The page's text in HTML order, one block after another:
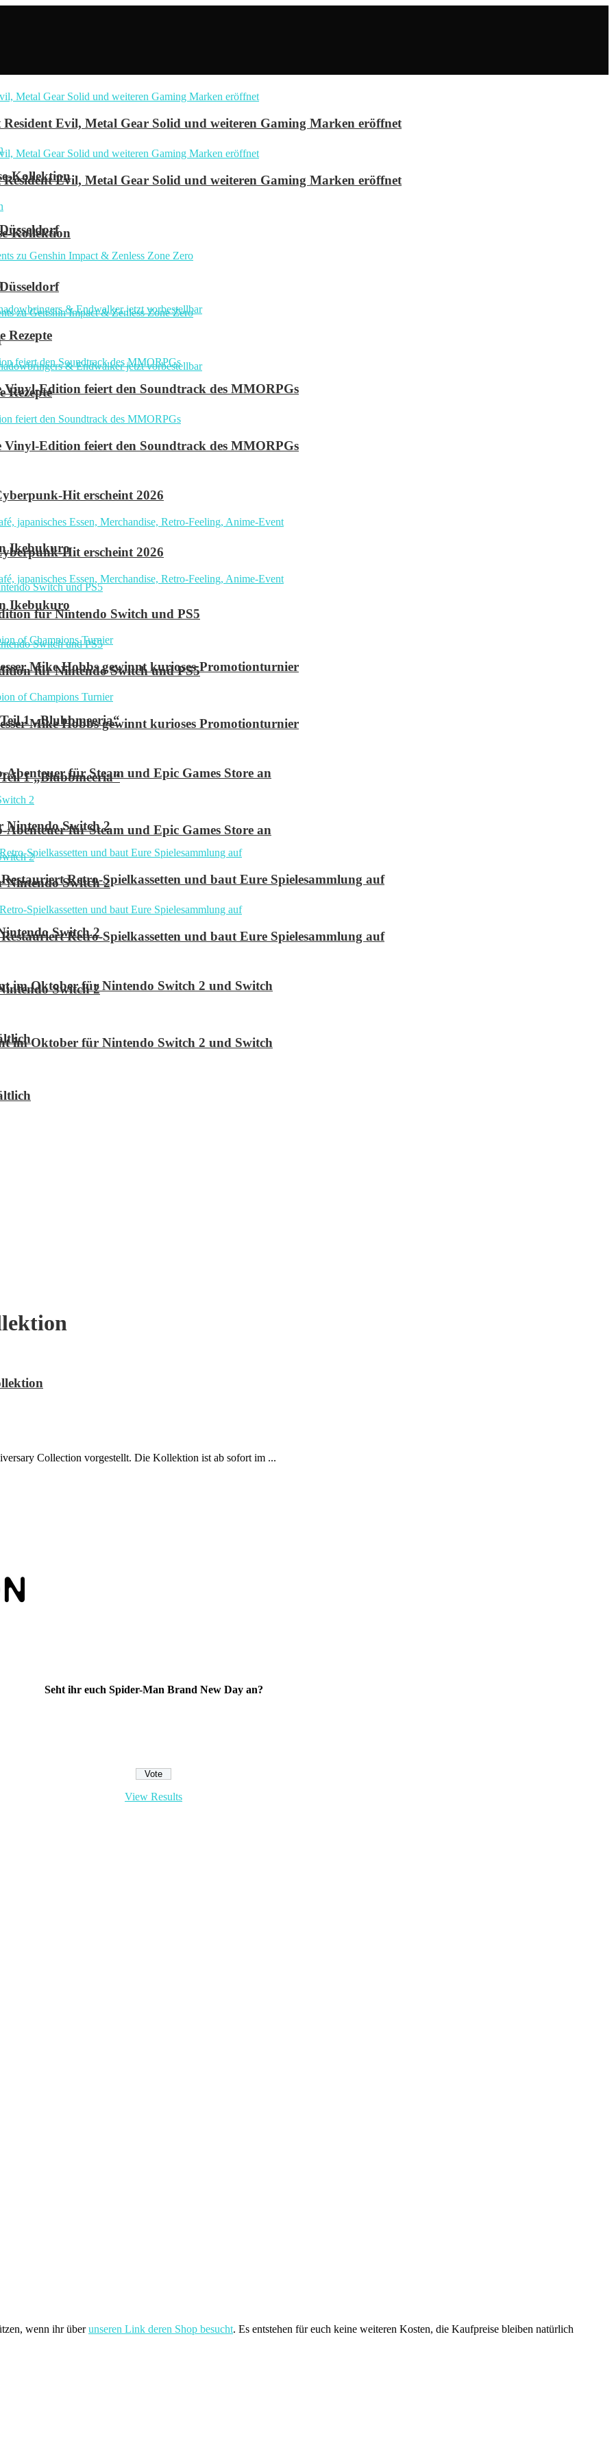
Evil, Metal Gear Solid und weiteren Gaming Marken eröffnet
Kollektion
Rezepte
Edition feiert den Soundtrack des MMORPGs
Hit erscheint 2026
Ikebukuro
für Nintendo Switch und PS5
Mike Hobbs gewinnt kurioses Promotionturnier
1 „Blubbmeeria“
für Steam und Epic Games Store an
Nintendo Switch 2
Retro-Spielkassetten und baut Eure Spielesammlung auf
Switch 2
im Oktober für Nintendo Switch 2 und Switch
Evil, Metal Gear Solid und weiteren Gaming Marken eröffnet
Kollektion
Rezepte
Edition feiert den Soundtrack des MMORPGs
Hit erscheint 2026
Ikebukuro
für Nintendo Switch und PS5
Mike Hobbs gewinnt kurioses Promotionturnier
1 „Blubbmeeria“
für Steam und Epic Games Store an
Nintendo Switch 2
Retro-Spielkassetten und baut Eure Spielesammlung auf
Switch 2
im Oktober für Nintendo Switch 2 und Switch
Collection vorgestellt. Die Kollektion ist ab sofort im ...
Seht ihr euch Spider-Man Brand New Day an?
View Results
wenn ihr überunseren Link deren Shop besucht. Es entstehen für euch keine weiteren Kosten, die Kaufpreise bleiben natürlich